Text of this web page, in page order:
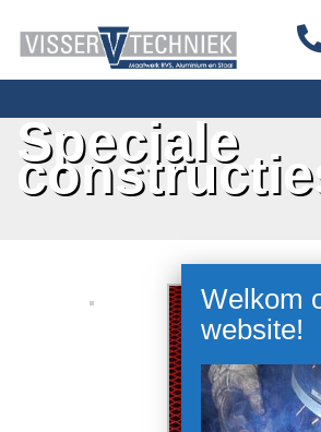
Over ons
Diensten
Producten
Vacatures
Contact
Speciale